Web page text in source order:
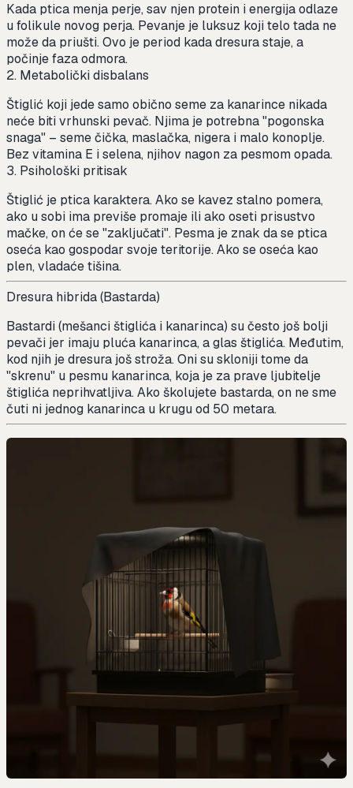
Kada ptica menja perje, sav njen protein i energija odlaze
u folikule novog perja. Pevanje je luksuz koji telo tada ne
može da priušti. Ovo je period kada dresura staje, a
počinje faza odmora.
2. Metabolički disbalans
Štiglić koji jede samo obično seme za kanarince nikada
neće biti vrhunski pevač. Njima je potrebna "pogonska
snaga" – seme čička, maslačka, nigera i malo konoplje.
Bez vitamina E i selena, njihov nagon za pesmom opada.
3. Psihološki pritisak
Štiglić je ptica karaktera. Ako se kavez stalno pomera,
ako u sobi ima previše promaje ili ako oseti prisustvo
mačke, on će se "zaključati". Pesma je znak da se ptica
oseća kao gospodar svoje teritorije. Ako se oseća kao
plen, vladaće tišina.
Dresura hibrida (Bastarda)
Bastardi (mešanci štiglića i kanarinca) su često još bolji
pevači jer imaju pluća kanarinca, a glas štiglića. Međutim,
kod njih je dresura još stroža. Oni su skloniji tome da
"skrenu" u pesmu kanarinca, koja je za prave ljubitelje
štiglića neprihvatljiva. Ako školujete bastarda, on ne sme
čuti ni jednog kanarinca u krugu od 50 metara.